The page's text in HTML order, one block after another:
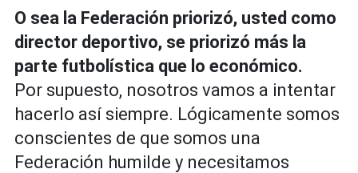
O sea la Federación priorizó, usted como
director deportivo, se priorizó más la
parte futbolística que lo económico.
Por supuesto, nosotros vamos a intentar
hacerlo así siempre. Lógicamente somos
conscientes de que somos una
Federación humilde y necesitamos